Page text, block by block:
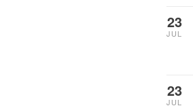
23
JUL
23
JUL